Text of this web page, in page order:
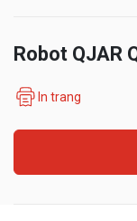
Robot QJAR
In trang